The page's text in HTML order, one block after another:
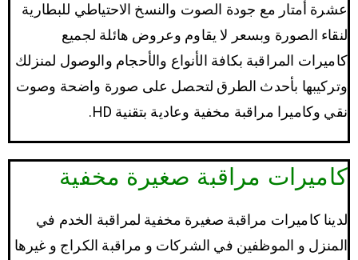
عشرة أمتار مع جودة الصوت والنسخ الاحتياطي للبطارية
لنقاء الصورة وبسعر لا يقاوم وعروض هائلة لجميع
كاميرات المراقبة بكافة الأنواع والأحجام والوصول لمنزلك
وتركيبها بأحدث الطرق لتحصل على صورة واضحة وصوت
نقي وكاميرا مراقبة مخفية وعادية بتقنية HD.
كاميرات مراقبة صغيرة مخفية
لدينا كاميرات مراقبة صغيرة مخفية لمراقبة الخدم في
المنزل و الموظفين في الشركات و مراقبة الكراج و غيرها